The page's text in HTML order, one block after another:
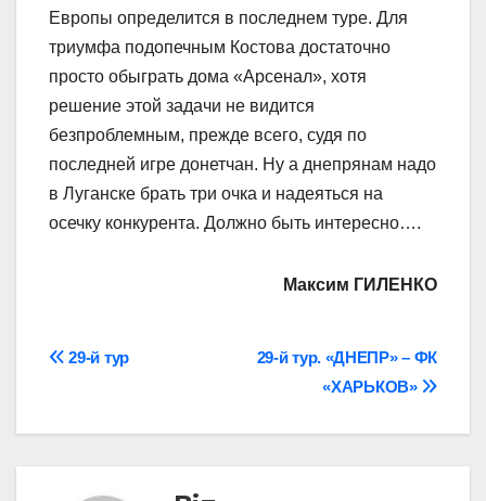
Европы определится в последнем туре. Для
триумфа подопечным Костова достаточно
просто обыграть дома «Арсенал», хотя
решение этой задачи не видится
безпроблемным, прежде всего, судя по
последней игре донетчан. Ну а днепрянам надо
в Луганске брать три очка и надеяться на
осечку конкурента. Должно быть интересно….
Максим ГИЛЕНКО
Навігація
29-й тур. «ДНЕПР» – ФК
«ХАРЬКОВ»
29-й тур